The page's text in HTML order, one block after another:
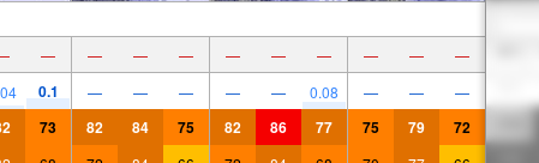
— — — — — — — — — —
0.1 — — — — — 0.08 — — —
73 82 84 75 82 86 77 75 79 72